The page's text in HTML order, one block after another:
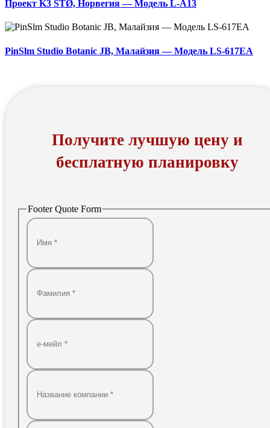
Проект K3 STØ, Норвегия — Модель L-A13
PinSlm Studio Botanic JB, Малайзия — Модель LS-617EA
Получите лучшую цену и
бесплатную планировку
Footer Quote Form